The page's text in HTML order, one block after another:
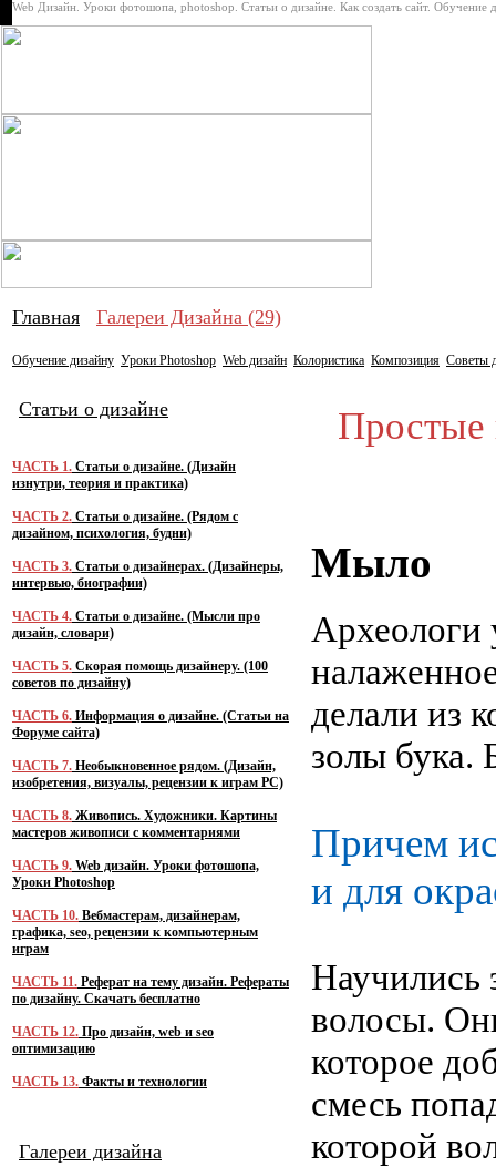
Web Дизайн. Уроки фотошопа, photoshop. Статьи о дизайне. Как создать сайт. Обучение
Главная Галереи Дизайна (29)
Обучение дизайну Уроки Photoshop Web дизайн Колористика Композиция Советы
Статьи о дизайне
ЧАСТЬ 1. Статьи о дизайне. (Дизайн
изнутри, теория и практика)
ЧАСТЬ 2. Статьи о дизайне. (Рядом с
дизайном, психология, будни)
ЧАСТЬ 3. Статьи о дизайнерах. (Дизайнеры,
интервью, биографии)
ЧАСТЬ 4. Статьи о дизайне. (Мысли про
дизайн, словари)
ЧАСТЬ 5. Скорая помощь дизайнеру. (100
советов по дизайну)
ЧАСТЬ 6. Информация о дизайне. (Статьи на
Форуме сайта)
ЧАСТЬ 7. Необыкновенное рядом. (Дизайн,
изобретения, визуалы, рецензии к играм PC)
ЧАСТЬ 8. Живопись. Художники. Картины
мастеров живописи с комментариями
ЧАСТЬ 9. Web дизайн. Уроки фотошопа,
Уроки Photoshop
ЧАСТЬ 10. Вебмастерам, дизайнерам,
графика, seo, рецензии к компьютерным
играм
ЧАСТЬ 11. Реферат на тему дизайн. Рефераты
по дизайну. Скачать бесплатно
ЧАСТЬ 12. Про дизайн, web и seo
оптимизацию
ЧАСТЬ 13. Факты и технологии
Галереи дизайна
Простые
Мыло
Археологи
делали из
золы бука.
Причем
и для
Научились
волосы.
которое
смесь
которой